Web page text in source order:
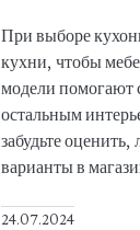
При выборе
кухни, чтобы
модели помогают
остальным
забудьте
варианты в
24.07.2024